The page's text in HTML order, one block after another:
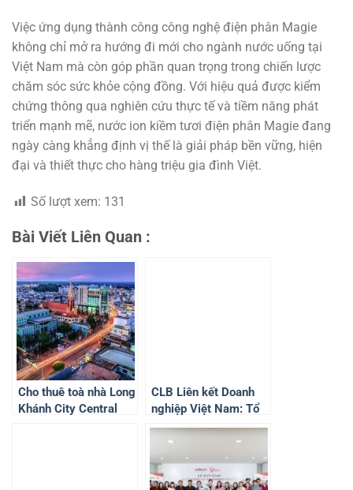
Việc ứng dụng thành công công nghệ điện phân Magie
không chỉ mở ra hướng đi mới cho ngành nước uống tại
Việt Nam mà còn góp phần quan trọng trong chiến lược
chăm sóc sức khỏe cộng đồng. Với hiệu quả được kiểm
chứng thông qua nghiên cứu thực tế và tiềm năng phát
triển mạnh mẽ, nước ion kiềm tươi điện phân Magie đang
ngày càng khẳng định vị thế là giải pháp bền vững, hiện
đại và thiết thực cho hàng triệu gia đình Việt.
Số lượt xem: 131
Bài Viết Liên Quan :
Cho thuê toà nhà Long
Khánh City Central
CLB Liên kết Doanh
nghiệp Việt Nam: Tổ
chức Chương trình Cơ
hội quảng bá và phát
triển thị trường
Australia